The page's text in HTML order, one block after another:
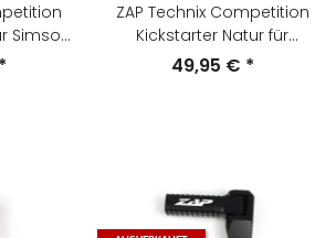
Simson
*
ZAP Technix Competition
Kickstarter Natur für
Simson S51 , S70 , S53 , S83
49,95 € *